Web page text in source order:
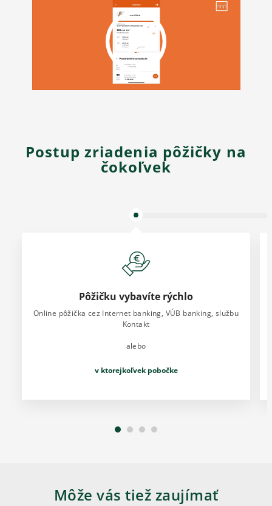
Postup zriadenia pôžičky na
čokoľvek
Pôžičku vybavíte rýchlo
Online pôžička cez Internet banking, VÚB banking, službu
Kontakt
alebo
v ktorejkoľvek pobočke
Môže vás tiež zaujímať